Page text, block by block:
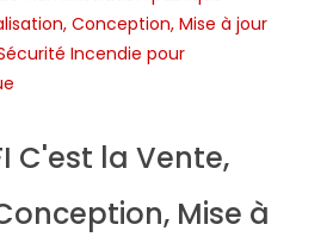
C'est la Vente,
Mise à